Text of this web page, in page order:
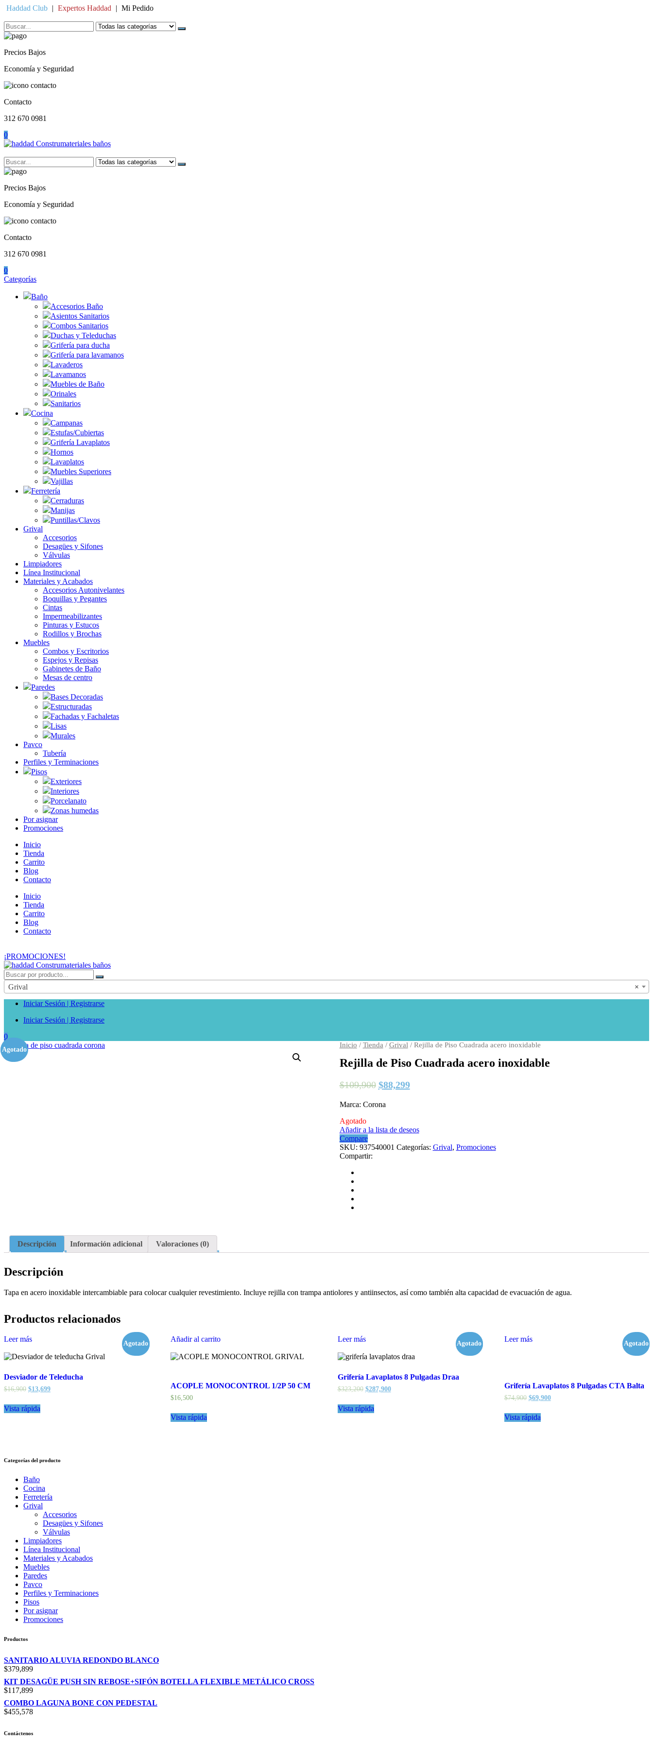
Skip
content
Haddad Club | Expertos Haddad | Mi Pedido
Precios Bajos
Economía y Seguridad
Contacto
312 670 0981
0
Precios Bajos
Economía y Seguridad
Contacto
312 670 0981
0
Categorías
Baño
Accesorios Baño
Asientos Sanitarios
Combos Sanitarios
Duchas y Teleduchas
Grifería para ducha
Grifería para lavamanos
Lavaderos
Lavamanos
Muebles de Baño
Orinales
Sanitarios
Cocina
Campanas
Estufas/Cubiertas
Grifería Lavaplatos
Hornos
Lavaplatos
Muebles Superiores
Vajillas
Ferretería
Cerraduras
Manijas
Puntillas/Clavos
Grival
Accesorios
Desagües y Sifones
Válvulas
Limpiadores
Línea Institucional
Materiales y Acabados
Accesorios Autonivelantes
Boquillas y Pegantes
Cintas
Impermeabilizantes
Pinturas y Estucos
Rodillos y Brochas
Muebles
Combos y Escritorios
Espejos y Repisas
Gabinetes de Baño
Mesas de centro
Paredes
Bases Decoradas
Estructuradas
Fachadas y Fachaletas
Lisas
Murales
Pavco
Tubería
Perfiles y Terminaciones
Pisos
Exteriores
Interiores
Porcelanato
Zonas humedas
Por asignar
Promociones
Inicio
Tienda
Carrito
Blog
Contacto
Inicio
Tienda
Carrito
Blog
Contacto
¡PROMOCIONES!
×
Grival
Iniciar Sesión | Registrarse
Iniciar Sesión | Registrarse
0
- 20%
Agotado
Inicio / Tienda / Grival / Rejilla de Piso Cuadrada acero inoxidable
Rejilla de Piso Cuadrada acero inoxidable
$109,900 $88,299
Marca: Corona
Agotado
Añadir a la lista de deseos
Compare
SKU: 937540001 Categorías: Grival, Promociones
Compartir:
Descripción Información adicional Valoraciones (0)
Descripción
Tapa en acero inoxidable intercambiable para colocar cualquier revestimiento. Incluye rejilla con trampa antiolores y antiinsectos, así como también alta capacidad de evacuación de agua.
Productos relacionados
Leer más
- 19%
Agotado
Desviador de Teleducha
$16,900 $13,699
Vista rápida
Añadir al carrito
ACOPLE MONOCONTROL 1/2P 50 CM
$16,500
Vista rápida
Leer más
- 11%
Agotado
Grifería Lavaplatos 8 Pulgadas Draa
$323,200 $287,900
Vista rápida
Leer más
- 7%
Agotado
Grifería Lavaplatos 8 Pulgadas CTA Balta
$74,900 $69,900
Vista rápida
Categorías del producto
Baño
Cocina
Ferretería
Grival
Accesorios
Desagües y Sifones
Válvulas
Limpiadores
Línea Institucional
Materiales y Acabados
Muebles
Paredes
Pavco
Perfiles y Terminaciones
Pisos
Por asignar
Promociones
Productos
SANITARIO ALUVIA REDONDO BLANCO
$379,899
KIT DESAGÜE PUSH SIN REBOSE+SIFÓN BOTELLA FLEXIBLE METÁLICO CROSS
$117,899
COMBO LAGUNA BONE CON PEDESTAL
$455,578
Contáctenos